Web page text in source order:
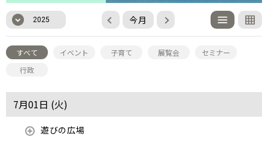
2025 今月
すべて イベント 子育て 展覧会
セミナー
行政
7月01日 (火)
遊びの広場